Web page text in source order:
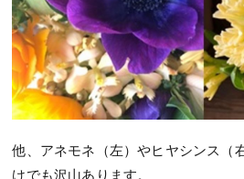
他、アネモネ（左）やヒヤシンス（
けでも沢山あります。